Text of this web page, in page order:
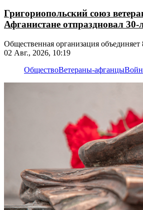
Григориопольский союз
Афганистане отпраздновал 30-
Общественная организация объединяет
02 Авг., 2026, 10:19
ОбществоВетераны-афганцы